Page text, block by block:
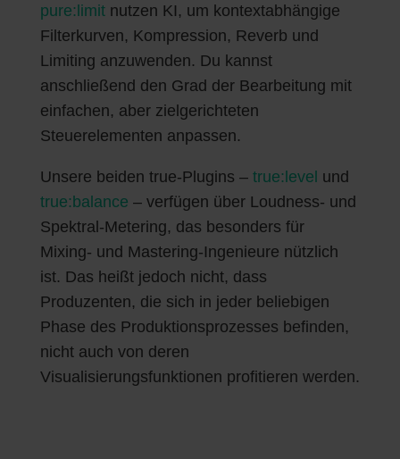
pure:limit nutzen KI, um kontextabhängige
Filterkurven, Kompression, Reverb und
Limiting anzuwenden. Du kannst
anschließend den Grad der Bearbeitung mit
einfachen, aber zielgerichteten
Steuerelementen anpassen.
Unsere beiden true-Plugins – true:level und
true:balance – verfügen über Loudness- und
Spektral-Metering, das besonders für
Mixing- und Mastering-Ingenieure nützlich
ist. Das heißt jedoch nicht, dass
Produzenten, die sich in jeder beliebigen
Phase des Produktionsprozesses befinden,
nicht auch von deren
Visualisierungsfunktionen profitieren werden.